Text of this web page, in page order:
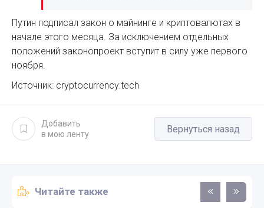
Путин подписал закон о майнинге и криптовалютах в
начале этого месяца. За исключением отдельных
положений законопроект вступит в силу уже первого
ноября.
Источник: cryptocurrency.tech
Добавить
в мою ленту
Вернуться назад
Читайте также